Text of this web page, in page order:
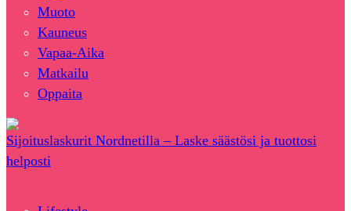
Muoto
Kauneus
Vapaa-Aika
Matkailu
Oppaita
Sijoituslaskurit Nordnetilla – Laske säästösi ja tuottosi
helposti